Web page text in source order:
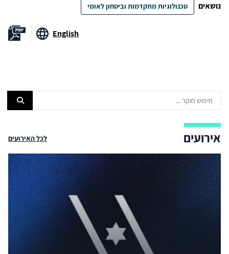
נושאים טכנולוגיות מתקדמות וביטחון לאומי
English
אירועים לכל האירועים